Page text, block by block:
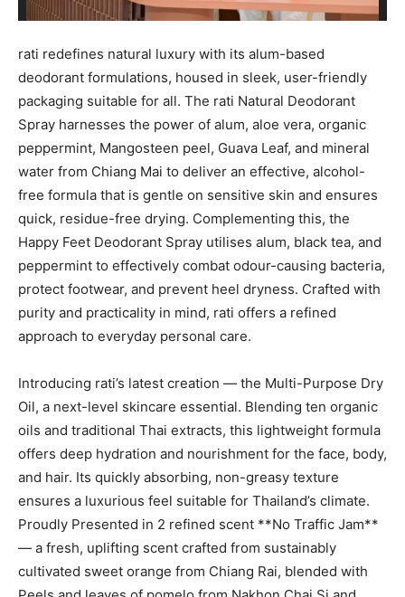
rati redefines natural luxury with its alum-based
deodorant formulations, housed in sleek, user-friendly
packaging suitable for all. The rati Natural Deodorant
Spray harnesses the power of alum, aloe vera, organic
peppermint, Mangosteen peel, Guava Leaf, and mineral
water from Chiang Mai to deliver an effective, alcohol-
free formula that is gentle on sensitive skin and ensures
quick, residue-free drying. Complementing this, the
Happy Feet Deodorant Spray utilises alum, black tea, and
peppermint to effectively combat odour-causing bacteria,
protect footwear, and prevent heel dryness. Crafted with
purity and practicality in mind, rati offers a refined
approach to everyday personal care.
Introducing rati’s latest creation — the Multi-Purpose Dry
Oil, a next-level skincare essential. Blending ten organic
oils and traditional Thai extracts, this lightweight formula
offers deep hydration and nourishment for the face, body,
and hair. Its quickly absorbing, non-greasy texture
ensures a luxurious feel suitable for Thailand’s climate.
Proudly Presented in 2 refined scent **No Traffic Jam**
— a fresh, uplifting scent crafted from sustainably
cultivated sweet orange from Chiang Rai, blended with